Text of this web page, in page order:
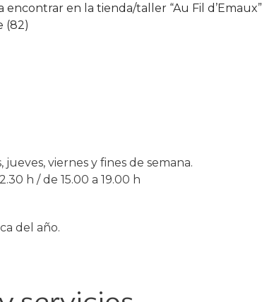
en la tienda/taller “Au Fil d’Emaux”
(82)
viernes y fines de semana.
h / de 15.00 a 19.00 h
del año.